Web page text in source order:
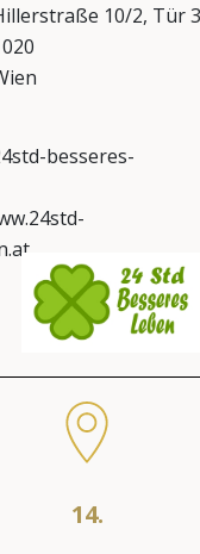
10/2, Tür 3
besseres-
14.